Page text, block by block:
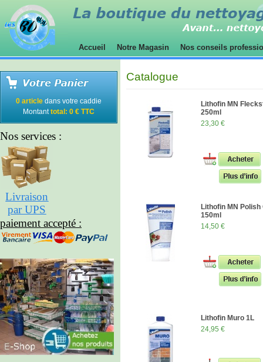
Accueil Notre Magasin Nos conseils
0 article dans votre caddie
Montanttotal: 0 € TTC
Nos services :
Livraison
par UPS
paiement accepté :
Catalogue
Lithofin MN
250ml
23,30 €
Lithofin MN
150ml
14,50 €
Lithofin Muro 1L
24,95 €